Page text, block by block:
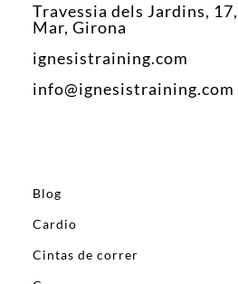
Travessia dels Jardins,
Mar, Girona
ignesistraining.com
info@ignesistraining.com
Blog
Cardio
Cintas de correr